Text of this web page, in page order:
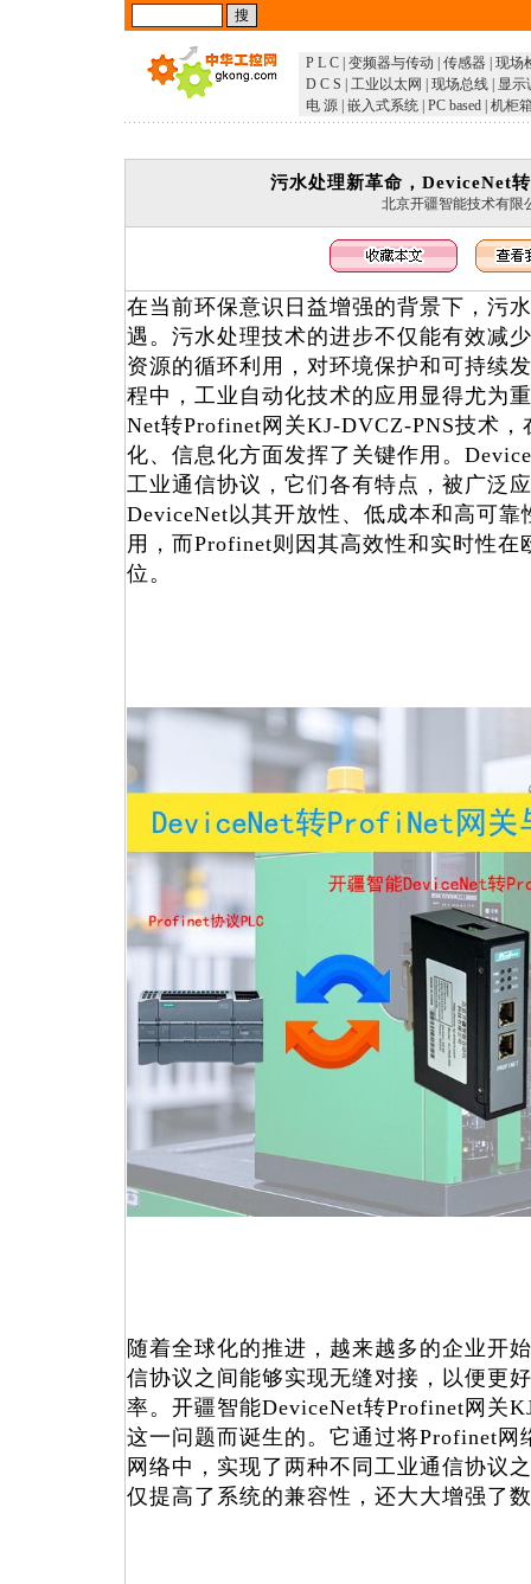
P L C 变频器与传动 传感器 现场
D C S
工业以太网 现场总线
显示
电 源 嵌入式系统 PC based 机柜
污水处理新革命，DeviceNet
北京开疆智能技术有限
在当前环保意识日益增强的背景下，污
遇。污水处理技术的进步不仅能有效减
资源的循环利用，对环境保护和可持续
程中，工业自动化技术的应用显得尤为
Net转Profinet网关KJ-DVCZ-PNS技术
化、信息化方面发挥了关键作用。
工业通信协议，它们各有特点，被广泛
DeviceNet以其开放性、低成本和高可
用，而Profinet则因其高效性和实时性在
位。
随着全球化的推进，越来越多的企业开
信协议之间能够实现无缝对接，以便更
率。开疆智能DeviceNet转Profinet网关
这一问题而诞生的。它通过将Profinet网
网络中，实现了两种不同工业通信协议
仅提高了系统的兼容性，还大大增强了